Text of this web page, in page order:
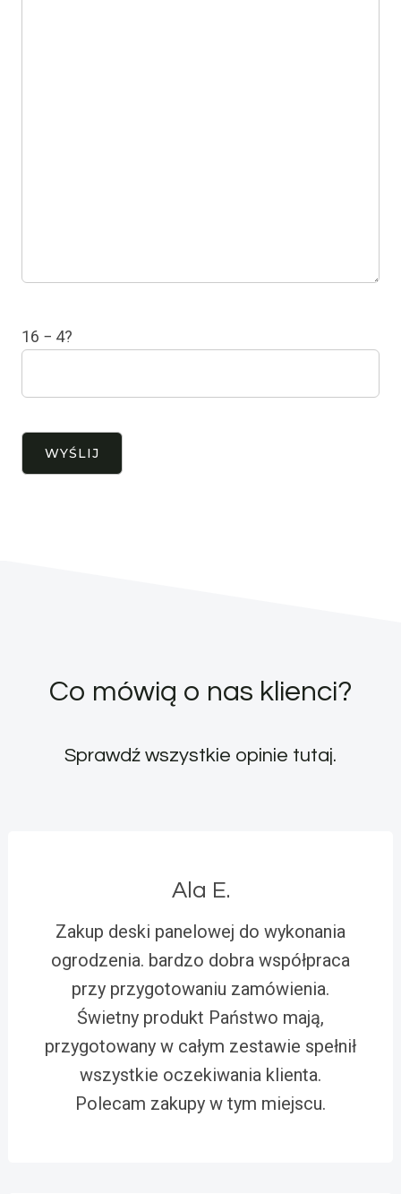
16 − 4?
Co mówią o nas klienci?
Sprawdź wszystkie opinie tutaj.
Ala E.
Zakup deski panelowej do wykonania
ogrodzenia. bardzo dobra współpraca
przy przygotowaniu zamówienia.
Świetny produkt Państwo mają,
przygotowany w całym zestawie spełnił
wszystkie oczekiwania klienta.
Polecam zakupy w tym miejscu.